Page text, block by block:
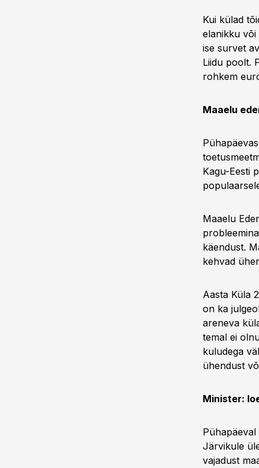
Kui külad
elanikku või
ise survet
Liidu poolt.
rohkem
Maaelu
Kagu-Eesti
Maaelu
käendust.
kehvad
Aasta Küla
on ka
areneva
temal ei
kuludega
ühendust
Minister:
Järvikule
vajadust